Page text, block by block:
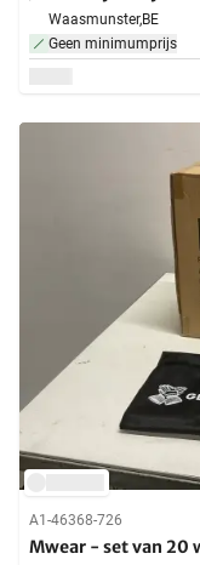
Waasmunster,BE
Geen minimumprijs
A1-46368-726
Mwear - set van 20